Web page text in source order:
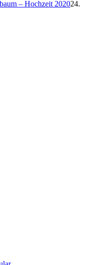
– Hochzeit 202024.